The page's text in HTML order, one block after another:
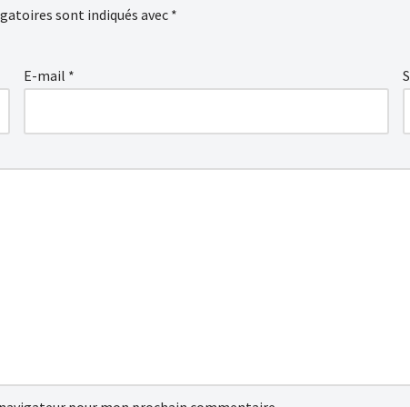
sont indiqués avec *
E-mail *